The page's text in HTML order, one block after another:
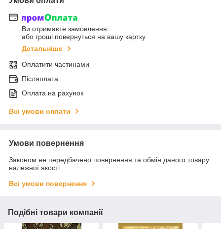
Ви отримаєте замовлення
або гроші повернуться на вашу картку
Детальніше
Оплатити частинами
Післяплата
Оплата на рахунок
Всі умови оплати
Умови повернення
Законом не передбачено повернення та обмін даного товару
належної якості
Всі умови повернення
Подібні товари компанії